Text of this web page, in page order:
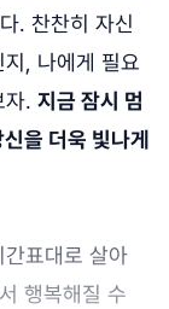
. 찬찬히 자신
, 나에게 필요
자. 지금 잠시 멈
을 더욱 빛나게
표대로 살아
행복해질 수